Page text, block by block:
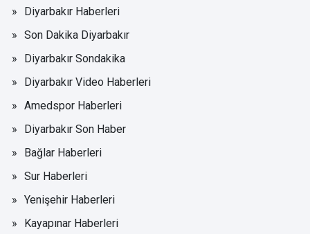
Diyarbakır Haberleri
Son Dakika Diyarbakır
Diyarbakır Sondakika
Diyarbakır Video Haberleri
Amedspor Haberleri
Diyarbakır Son Haber
Bağlar Haberleri
Sur Haberleri
Yenişehir Haberleri
Kayapınar Haberleri